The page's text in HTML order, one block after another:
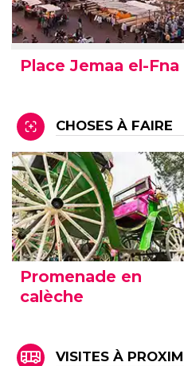
Place Jemaa el-Fna
CHOSES À FAIRE
Promenade en
calèche
VISITES À